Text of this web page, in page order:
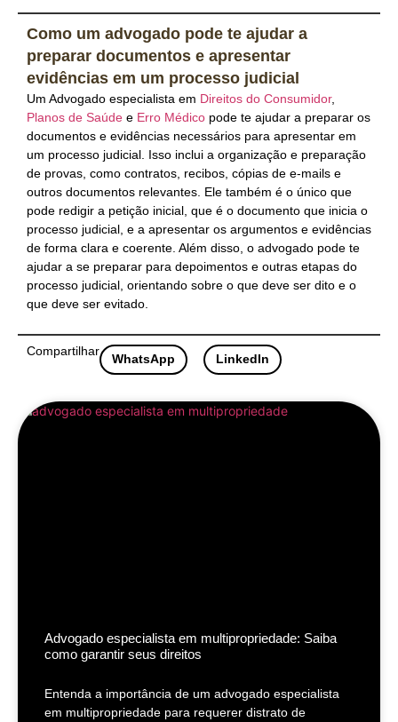
Como um advogado pode te ajudar a
preparar documentos e apresentar
evidências em um processo judicial
Um Advogado especialista em Direitos do Consumidor,
Planos de Saúde e Erro Médico pode te ajudar a preparar os
documentos e evidências necessários para apresentar em
um processo judicial. Isso inclui a organização e preparação
de provas, como contratos, recibos, cópias de e-mails e
outros documentos relevantes. Ele também é o único que
pode redigir a petição inicial, que é o documento que inicia o
processo judicial, e a apresentar os argumentos e evidências
de forma clara e coerente. Além disso, o advogado pode te
ajudar a se preparar para depoimentos e outras etapas do
processo judicial, orientando sobre o que deve ser dito e o
que deve ser evitado.
Compartilhar
WhatsApp LinkedIn
Advogado especialista em multipropriedade: Saiba
como garantir seus direitos
Entenda a importância de um advogado especialista
em multipropriedade para requerer distrato de